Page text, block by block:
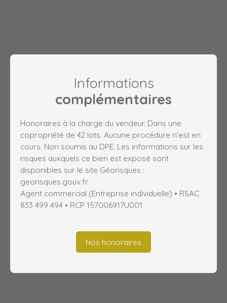
Informations
complémentaires
Honoraires à la charge du vendeur. Dans une
copropriété de 42 lots. Aucune procédure n'est en
cours. Non soumis au DPE. Les informations sur les
risques auxquels ce bien est exposé sont
disponibles sur le site Géorisques :
georisques.gouv.fr.
Agent commercial (Entreprise individuelle) • RSAC
833 499 494 • RCP 157006917U001
Nos honoraires